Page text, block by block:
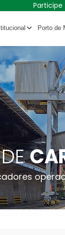
Participe
Porto de